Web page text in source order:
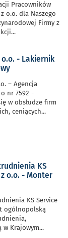
Pracowników
z o.o. dla Naszego
Firmy z
...
- Lakiernik
– Agencja
nr 7592 -
w obsłudze firm
ceniących...
KS
o.o. - Monter
KS Service
ogólnopolską
w Krajowym...